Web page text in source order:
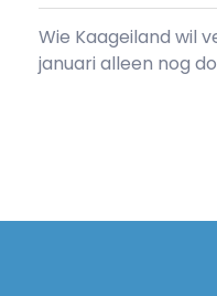
Wie Kaageiland wil
januari alleen nog